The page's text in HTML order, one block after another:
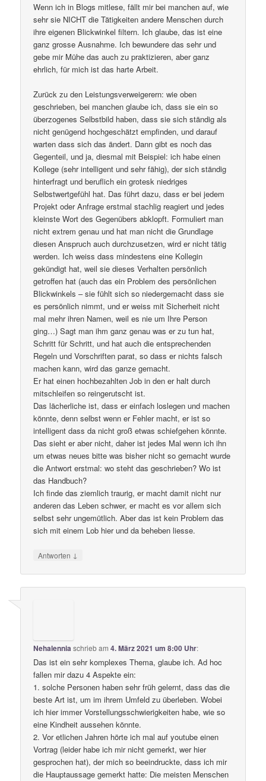
Wenn ich in Blogs mitlese, fällt mir bei manchen auf, wie
sehr sie NICHT die Tätigkeiten andere Menschen durch
ihre eigenen Blickwinkel filtern. Ich glaube, das ist eine
ganz grosse Ausnahme. Ich bewundere das sehr und
gebe mir Mühe das auch zu praktizieren, aber ganz
ehrlich, für mich ist das harte Arbeit.
Zurück zu den Leistungsverweigerern: wie oben
geschrieben, bei manchen glaube ich, dass sie ein so
überzogenes Selbstbild haben, dass sie sich ständig als
nicht genügend hochgeschätzt empfinden, und darauf
warten dass sich das ändert. Dann gibt es noch das
Gegenteil, und ja, diesmal mit Beispiel: ich habe einen
Kollege (sehr intelligent und sehr fähig), der sich ständig
hinterfragt und beruflich ein grotesk niedriges
Selbstwertgefühl hat. Das führt dazu, dass er bei jedem
Projekt oder Anfrage erstmal stachlig reagiert und jedes
kleinste Wort des Gegenübers abklopft. Formuliert man
nicht extrem genau und hat man nicht die Grundlage
diesen Anspruch auch durchzusetzen, wird er nicht tätig
werden. Ich weiss dass mindestens eine Kollegin
gekündigt hat, weil sie dieses Verhalten persönlich
getroffen hat (auch das ein Problem des persönlichen
Blickwinkels – sie fühlt sich so niedergemacht dass sie
es persönlich nimmt, und er weiss mit Sicherheit nicht
mal mehr ihren Namen, weil es nie um Ihre Person
ging…) Sagt man ihm ganz genau was er zu tun hat,
Schritt für Schritt, und hat auch die entsprechenden
Regeln und Vorschriften parat, so dass er nichts falsch
machen kann, wird das ganze gemacht.
Er hat einen hochbezahlten Job in den er halt durch
mitschleifen so reingerutscht ist.
Das lächerliche ist, dass er einfach loslegen und machen
könnte, denn selbst wenn er Fehler macht, er ist so
intelligent dass da nicht groß etwas schiefgehen könnte.
Das sieht er aber nicht, daher ist jedes Mal wenn ich ihn
um etwas neues bitte was bisher nicht so gemacht wurde
die Antwort erstmal: wo steht das geschrieben? Wo ist
das Handbuch?
Ich finde das ziemlich traurig, er macht damit nicht nur
anderen das Leben schwer, er macht es vor allem sich
selbst sehr ungemütlich. Aber das ist kein Problem das
sich mit einem Lob hier und da beheben liesse.
Antworten ↓
Nehalenniaschriebam4. März 2021 um 8:00 Uhr:
Das ist ein sehr komplexes Thema, glaube ich. Ad hoc
fallen mir dazu 4 Aspekte ein:
1. solche Personen haben sehr früh gelernt, dass das die
beste Art ist, um im ihrem Umfeld zu überleben. Wobei
ich hier immer Vorstellungsschwierigkeiten habe, wie so
eine Kindheit aussehen könnte.
2. Vor etlichen Jahren hörte ich mal auf youtube einen
Vortrag (leider habe ich mir nicht gemerkt, wer hier
gesprochen hat), der mich so beeindruckte, dass ich mir
die Hauptaussage gemerkt hatte: Die meisten Menschen